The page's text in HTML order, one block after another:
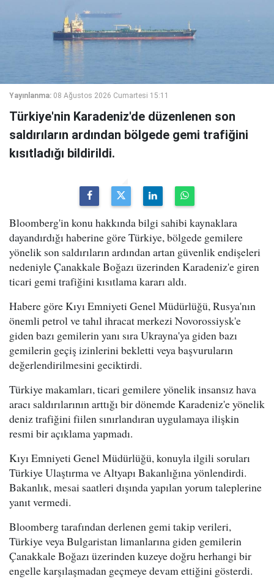
Yayınlanma: 08 Ağustos 2026 Cumartesi 15:11
Türkiye'nin Karadeniz'de düzenlenen son
saldırıların ardından bölgede gemi trafiğini
kısıtladığı bildirildi.
Bloomberg'in konu hakkında bilgi sahibi kaynaklara
dayandırdığı haberine göre Türkiye, bölgede gemilere
yönelik son saldırıların ardından artan güvenlik endişeleri
nedeniyle Çanakkale Boğazı üzerinden Karadeniz'e giren
ticari gemi trafiğini kısıtlama kararı aldı.
Habere göre Kıyı Emniyeti Genel Müdürlüğü, Rusya'nın
önemli petrol ve tahıl ihracat merkezi Novorossiysk'e
giden bazı gemilerin yanı sıra Ukrayna'ya giden bazı
gemilerin geçiş izinlerini bekletti veya başvuruların
değerlendirilmesini geciktirdi.
Türkiye makamları, ticari gemilere yönelik insansız hava
aracı saldırılarının arttığı bir dönemde Karadeniz'e yönelik
deniz trafiğini fiilen sınırlandıran uygulamaya ilişkin
resmi bir açıklama yapmadı.
Kıyı Emniyeti Genel Müdürlüğü, konuyla ilgili soruları
Türkiye Ulaştırma ve Altyapı Bakanlığına yönlendirdi.
Bakanlık, mesai saatleri dışında yapılan yorum taleplerine
yanıt vermedi.
Bloomberg tarafından derlenen gemi takip verileri,
Türkiye veya Bulgaristan limanlarına giden gemilerin
Çanakkale Boğazı üzerinden kuzeye doğru herhangi bir
engelle karşılaşmadan geçmeye devam ettiğini gösterdi.